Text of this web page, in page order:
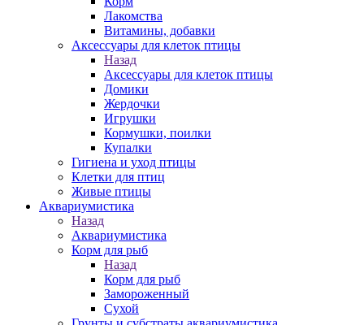
Лакомства
Витамины, добавки
Аксессуары для клеток птицы
Назад
Аксессуары для клеток птицы
Домики
Жердочки
Игрушки
Кормушки, поилки
Купалки
Гигиена и уход птицы
Клетки для птиц
Живые птицы
Аквариумистика
Назад
Аквариумистика
Корм для рыб
Назад
Корм для рыб
Замороженный
Сухой